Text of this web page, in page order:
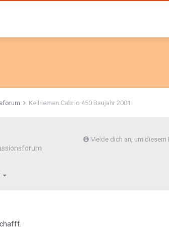
Keilriemen Cabrio 450 Baujahr 2001
Melde dich an, um diesem